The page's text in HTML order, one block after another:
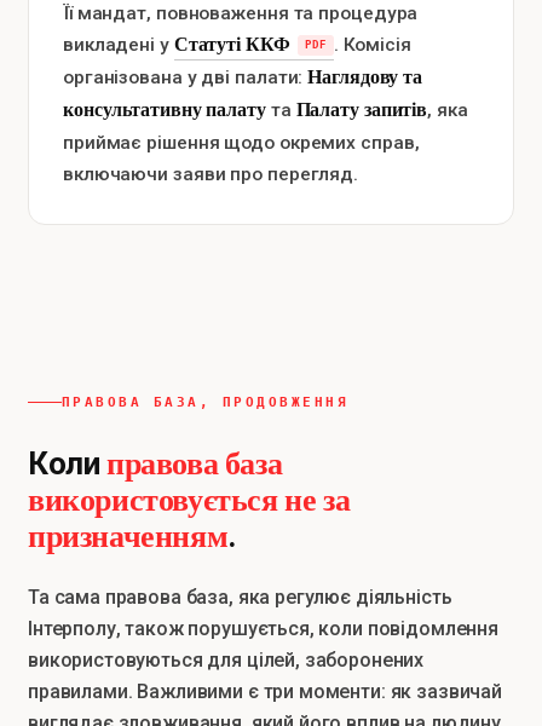
Її мандат, повноваження та процедура
викладені у Статуті ККФ
. Комісія
організована у дві палати:Наглядову та
консультативну палатута Палату запитів, яка
приймає рішення щодо окремих справ,
включаючи заяви про перегляд.
ПРАВОВА БАЗА, ПРОДОВЖЕННЯ
Коли правова база
використовується не за
призначенням.
Та сама правова база, яка регулює діяльність
Інтерполу, також порушується, коли повідомлення
використовуються для цілей, заборонених
правилами. Важливими є три моменти: як зазвичай